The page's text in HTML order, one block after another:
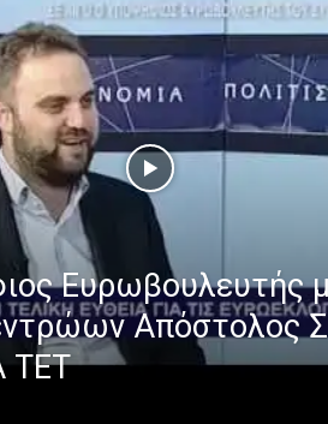
Ευρωβουλευτής
Απόστολος
ΤΕΤ